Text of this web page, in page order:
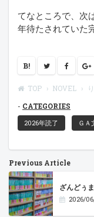
てなところで、次
年待たされていた
B!
TOP NOVEL
CATEGORIES
2026年読了 ＧＡ
Previous Article
ざんどぅ
2026/